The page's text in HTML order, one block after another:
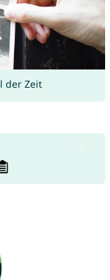
der Zeit